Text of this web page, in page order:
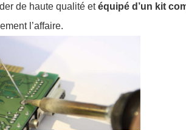
de haute qualité etéquipé d’un kit
l’affaire.